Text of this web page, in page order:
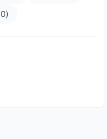
0)